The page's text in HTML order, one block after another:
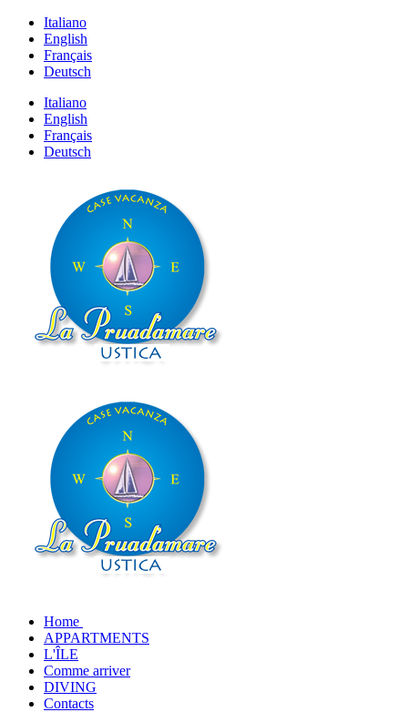
Italiano
English
Français
Deutsch
Italiano
English
Français
Deutsch
Home
APPARTMENTS
L'ÎLE
Comme arriver
DIVING
Contacts